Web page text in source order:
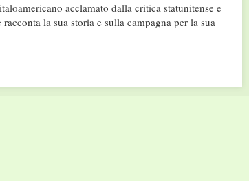
acclamato dalla critica statunitense e
la sua storia e sulla campagna per la sua